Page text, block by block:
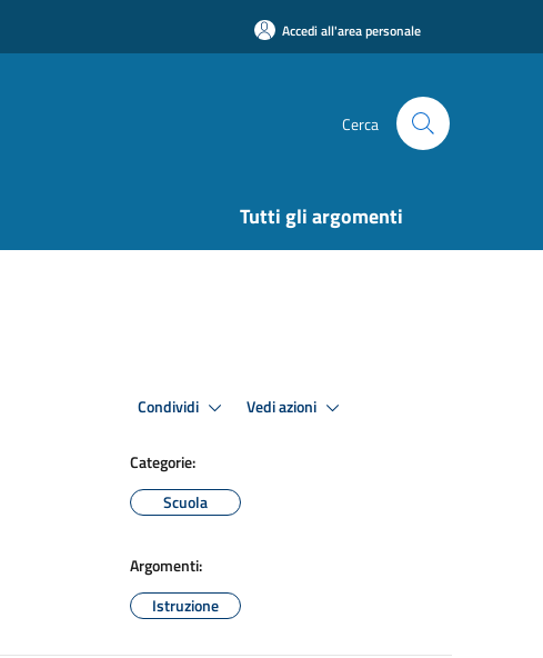
Accedi all'area personale
Cerca
Tutti gli argomenti
Condividi Vedi azioni
Categorie:
Scuola
Argomenti:
Istruzione